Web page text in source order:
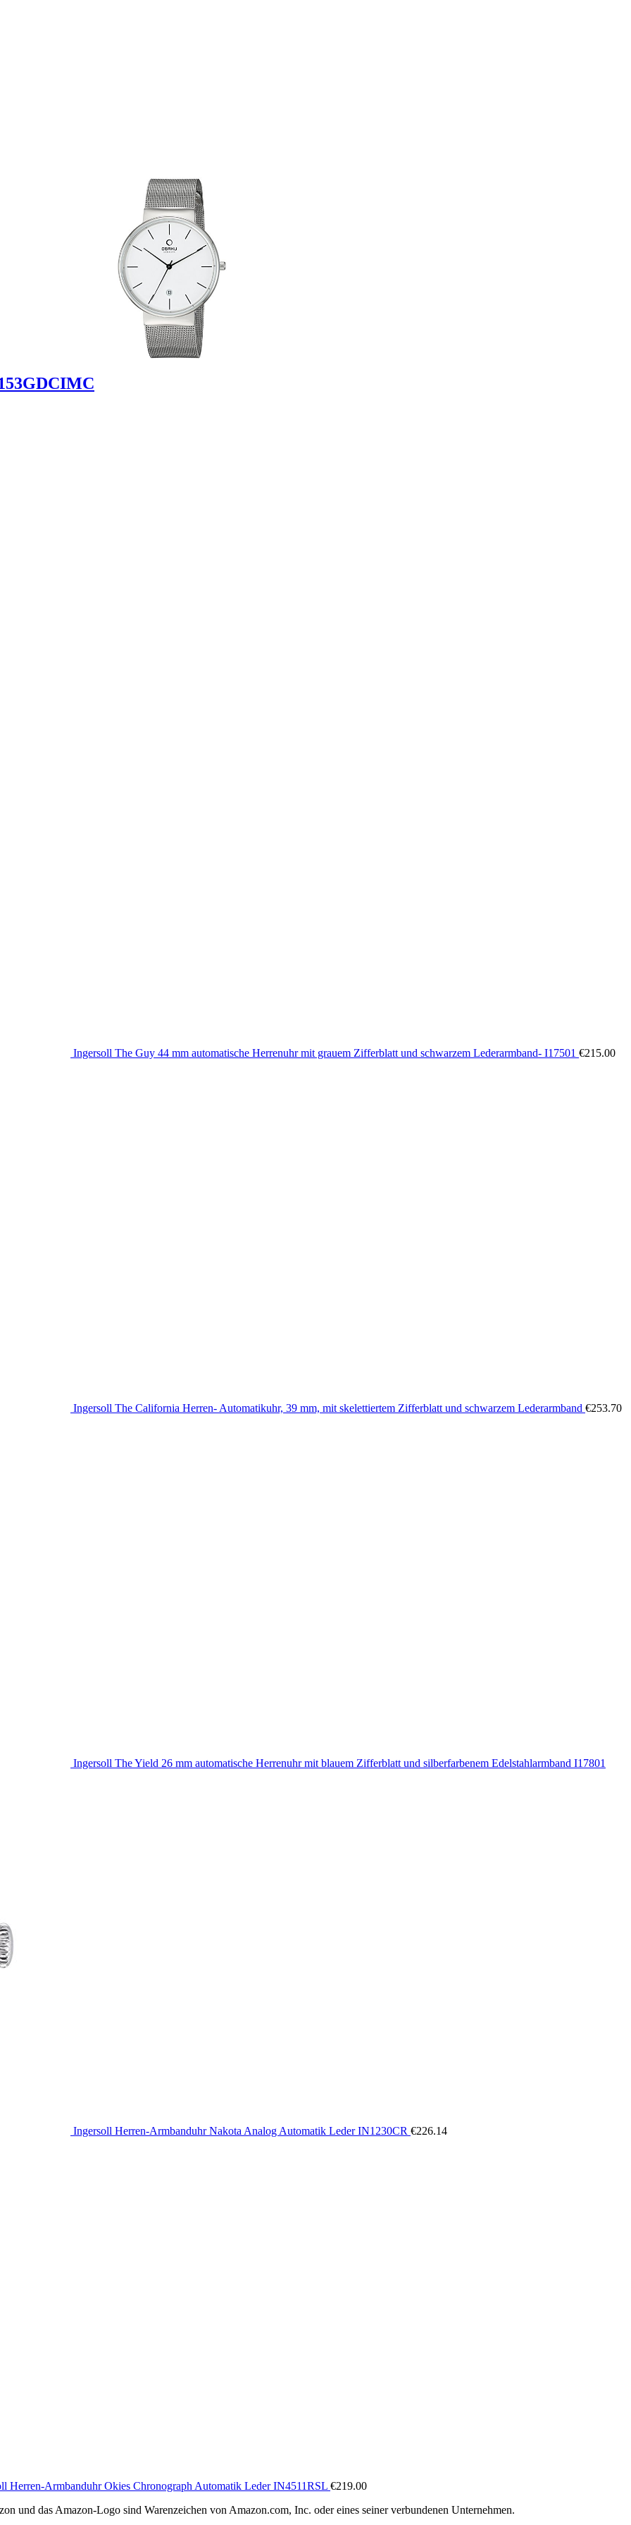
Ingersoll The Guy 44 mm automatische Herrenuhr mit grauem Zifferblatt und schwarzem Lederarmband- I17501 €215.00
Ingersoll The California Herren- Automatikuhr, 39 mm, mit skelettiertem Zifferblatt und schwarzem Lederarmband €253.70
Ingersoll The Yield 26 mm automatische Herrenuhr mit blauem Zifferblatt und silberfarbenem Edelstahlarmband I17801
Ingersoll Herren-Armbanduhr Nakota Analog Automatik Leder IN1230CR €226.14
Herren-Armbanduhr Okies Chronograph Automatik Leder IN4511RSL €219.00
und das Amazon-Logo sind Warenzeichen von Amazon.com, Inc. oder eines seiner verbundenen Unternehmen.